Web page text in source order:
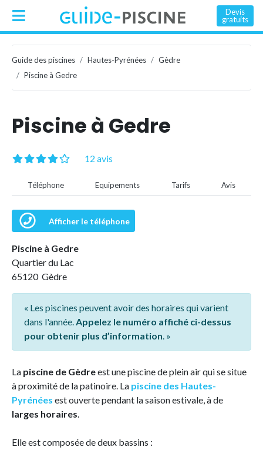
Devis
gratuits
Guide des piscines Hautes-Pyrénées
Gèdre
Piscine à Gedre
Piscine à Gedre
12 avis
Téléphone Equipements Tarifs Avis
Afficher le téléphone
Piscine à Gedre
Quartier du Lac
65120 Gèdre
« Les piscines peuvent avoir des horaires qui varient
dans l'année.Appelez le numéro affiché ci-dessus
pour obtenir plus d’information. »
La piscine de Gèdreest une piscine de plein air qui se situe
à proximité de la patinoire. La piscine des Hautes-
Pyrénées est ouverte pendant la saison estivale, à de
larges horaires.
Elle est composée de deux bassins :